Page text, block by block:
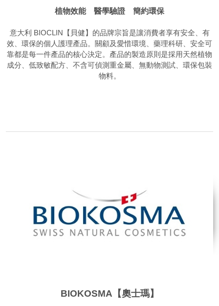
植物效能 醫學驗證 簡約環保
意大利 BIOCLIN【貝健】的品牌宗旨是讓消費者享有安全、有
效、環保的個人護理產品。關顧及愛惜環境、藥理科研、安全可
靠都是每一件產品的核心決定。產品的製造原則是採用天然植物
成分、低致敏配方、不含可偵測重金屬、無動物測試、環保包裝
物料。
BIOKOSMA【奧士瑪】